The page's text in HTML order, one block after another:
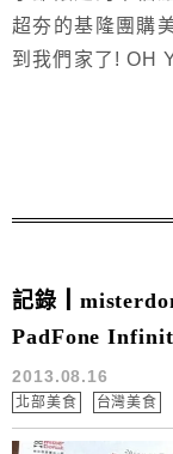
超夯的基隆團購
到我們家了! OH
寄了一條上來台
的雙層草莓除了
記錄
PadFone
2013.08.16
北部美食 台灣美食